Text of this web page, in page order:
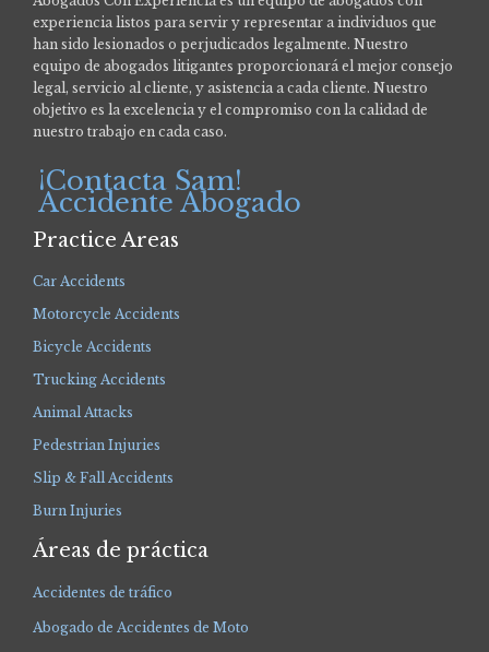
experiencia listos para servir y representar a individuos que
han sido lesionados o perjudicados legalmente. Nuestro
equipo de abogados litigantes proporcionará el mejor consejo
legal, servicio al cliente, y asistencia a cada cliente. Nuestro
objetivo es la excelencia y el compromiso con la calidad de
nuestro trabajo en cada caso.
¡Contacta Sam!
Accidente Abogado
Practice Areas
Car Accidents
Motorcycle Accidents
Bicycle Accidents
Trucking Accidents
Animal Attacks
Pedestrian Injuries
Slip & Fall Accidents
Burn Injuries
Áreas de práctica
Accidentes de tráfico
Abogado de Accidentes de Moto